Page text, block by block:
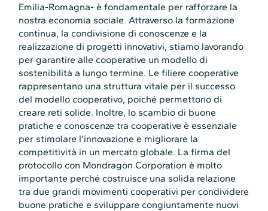
Emilia-Romagna- è fondamentale per rafforzare la
nostra economia sociale. Attraverso la formazione
continua, la condivisione di conoscenze e la
realizzazione di progetti innovativi, stiamo lavorando
per garantire alle cooperative un modello di
sostenibilità a lungo termine. Le filiere cooperative
rappresentano una struttura vitale per il successo
del modello cooperativo, poiché permettono di
creare reti solide. Inoltre, lo scambio di buone
pratiche e conoscenze tra cooperative è essenziale
per stimolare l’innovazione e migliorare la
competitività in un mercato globale. La firma del
protocollo con Mondragon Corporation è molto
importante perché costruisce una solida relazione
tra due grandi movimenti cooperativi per condividere
buone pratiche e sviluppare congiuntamente nuovi